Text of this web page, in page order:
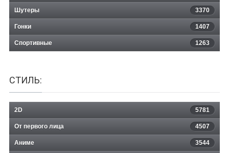
Шутеры 3370
Гонки 1407
Спортивные 1263
СТИЛЬ:
2D 5781
От первого лица 4507
Аниме 3544